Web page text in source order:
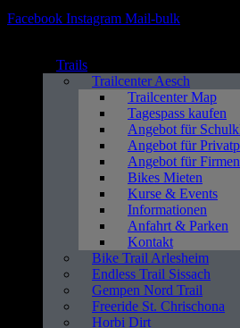
Facebook Instagram Mail-bulk
Trails
Trailcenter Aesch
Trailcenter Map
Tagespass kaufen
Angebot für
Angebot für
Angebot für Firmen
Bikes Mieten
Kurse & Events
Informationen
Anfahrt & Parken
Kontakt
Bike Trail Arlesheim
Endless Trail Sissach
Gempen Nord Trail
Freeride St. Chrischona
Horbi Dirt